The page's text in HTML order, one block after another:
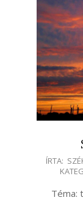
2021-
ÍRTA:
Téma: